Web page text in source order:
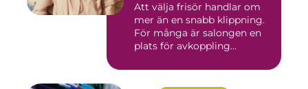
Att välja frisör handlar om
mer än en snabb klippning.
För många är salongen en
plats för avkoppling...